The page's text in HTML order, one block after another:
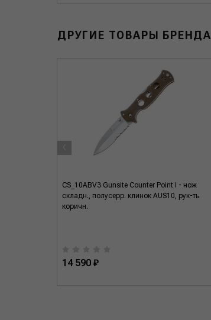
ДРУГИЕ ТОВАРЫ БРЕНДА
CS_10ABV3 Gunsite Counter Point I - нож
складн., полусерр. клинок AUS10, рук-ть
коричн.
14 590 ₽
‹